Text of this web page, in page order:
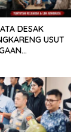
DESAK
USUT